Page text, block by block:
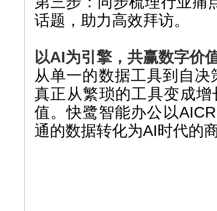
话题，助力高效拜访。
以AI为引擎，共赢数字价
从单一的数据工具到自
真正从繁琐的工具变成
值。快鹭智能办公以
通的数据转化为AI时代的